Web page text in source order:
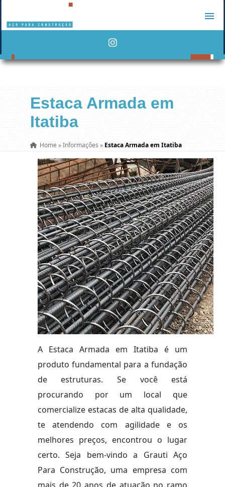
Estaca Armada em
Itatiba
Home »Informações » Estaca Armada em Itatiba
A Estaca Armada em Itatiba é um
produto fundamental para a fundação
de estruturas. Se você está
procurando por um local que
comercialize estacas de alta qualidade,
te atendendo com agilidade e os
melhores preços, encontrou o lugar
certo. Seja bem-vindo a Grauti Aço
Para Construção, uma empresa com